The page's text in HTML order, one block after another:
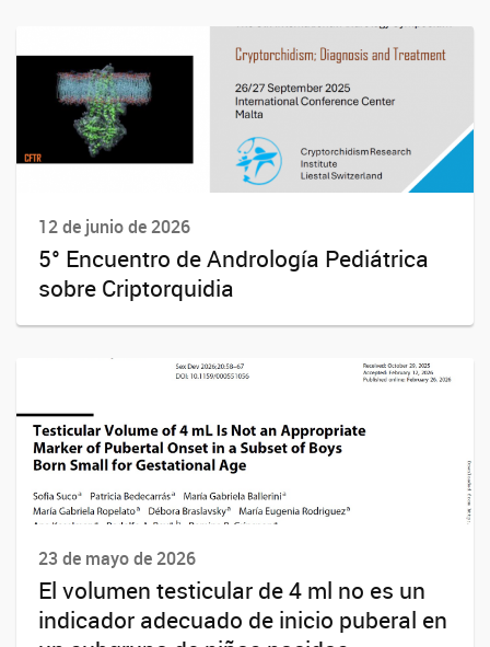
12 de junio de 2026
5° Encuentro de Andrología Pediátrica
sobre Criptorquidia
23 de mayo de 2026
El volumen testicular de 4 ml no es un
indicador adecuado de inicio puberal en